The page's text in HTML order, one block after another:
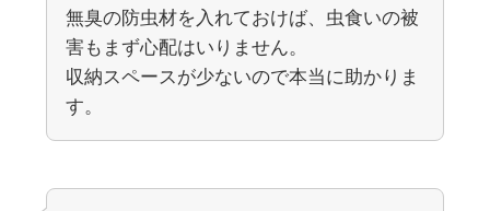
無臭の防虫材を入れておけば、虫食いの被
害もまず心配はいりません。
収納スペースが少ないので本当に助かりま
す。